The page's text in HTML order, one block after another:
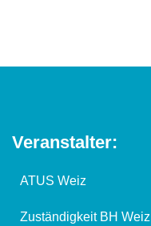
Veranstalter:
ATUS Weiz
Zuständigkeit BH Weiz